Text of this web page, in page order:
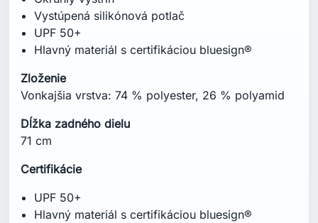
Vystúpená silikónová potlač
UPF 50+
Hlavný materiál s certifikáciou bluesign®
Zloženie
Vonkajšia vrstva: 74 % polyester, 26 % polyamid
Dĺžka zadného dielu
71 cm
Certifikácie
UPF 50+
Hlavný materiál s certifikáciou bluesign®